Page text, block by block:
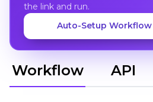
the link and run.
Auto-Setup Workflow
Workflow API